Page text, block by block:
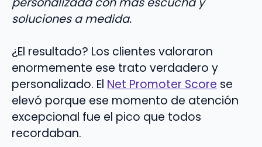
soluciones a medida.
¿El resultado? Los clientes valoraron
enormemente ese trato verdadero y
personalizado. El Net Promoter Score se
elevó porque ese momento de atención
excepcional fue el pico que todos
recordaban.